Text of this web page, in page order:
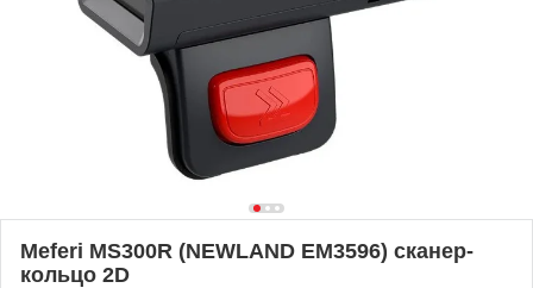
Meferi MS300R (NEWLAND EM3596) сканер-
кольцо 2D